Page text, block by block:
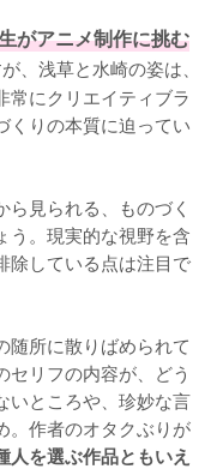
がアニメ制作に挑む
、浅草と水崎の姿は、
常にクリエイティブラ
くりの本質に迫ってい
見られる、ものづく
う。現実的な視野を含
除している点は注目で
随所に散りばめられて
リフの内容が、どう
いところや、珍妙な言
。作者のオタクぶりが
人を選ぶ作品ともいえ